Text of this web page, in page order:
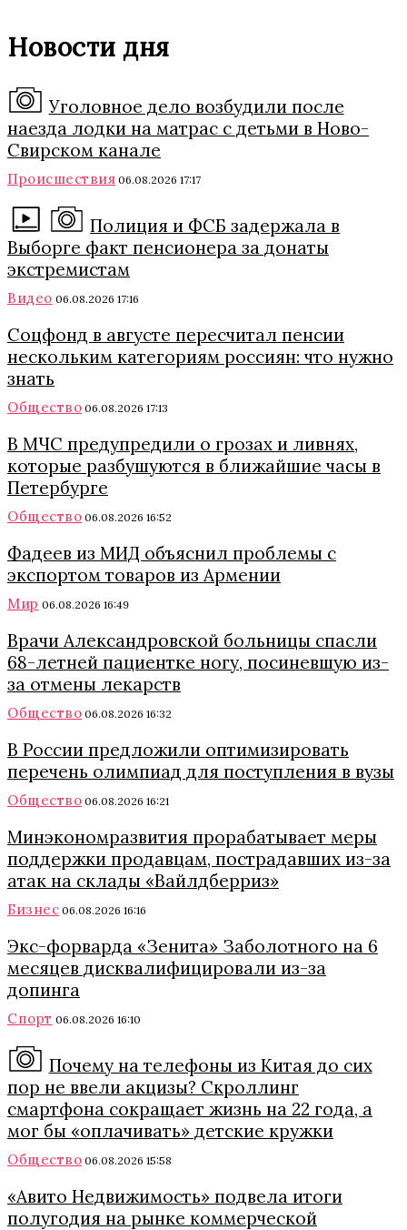
Новости дня
Уголовное дело возбудили после
наезда лодки на матрас с детьми в Ново-
Свирском канале
Происшествия 06.08.2026 17:17
Полиция и ФСБ задержала в
Выборге факт пенсионера за донаты
экстремистам
Видео 06.08.2026 17:16
Соцфонд в августе пересчитал пенсии
нескольким категориям россиян: что нужно
знать
Общество 06.08.2026 17:13
В МЧС предупредили о грозах и ливнях,
которые разбушуются в ближайшие часы в
Петербурге
Общество 06.08.2026 16:52
Фадеев из МИД объяснил проблемы с
экспортом товаров из Армении
Мир 06.08.2026 16:49
Врачи Александровской больницы спасли
68-летней пациентке ногу, посиневшую из-
за отмены лекарств
Общество 06.08.2026 16:32
В России предложили оптимизировать
перечень олимпиад для поступления в вузы
Общество 06.08.2026 16:21
Минэкономразвития прорабатывает меры
поддержки продавцам, пострадавших из-за
атак на склады «Вайлдберриз»
Бизнес 06.08.2026 16:16
Экс-форварда «Зенита» Заболотного на 6
месяцев дисквалифицировали из-за
допинга
Спорт 06.08.2026 16:10
Почему на телефоны из Китая до сих
пор не ввели акцизы? Скроллинг
смартфона сокращает жизнь на 22 года, а
мог бы «оплачивать» детские кружки
Общество 06.08.2026 15:58
«Авито Недвижимость» подвела итоги
полугодия на рынке коммерческой